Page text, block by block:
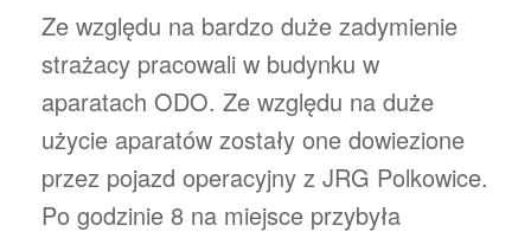
Ze względu na bardzo duże zadymienie
strażacy pracowali w budynku w
aparatach ODO. Ze względu na duże
użycie aparatów zostały one dowiezione
przez pojazd operacyjny z JRG Polkowice.
Po godzinie 8 na miejsce przybyła